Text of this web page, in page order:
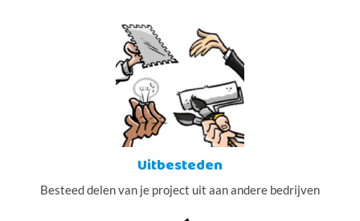
Uitbesteden
Besteed delen van je project uit aan andere bedrijven